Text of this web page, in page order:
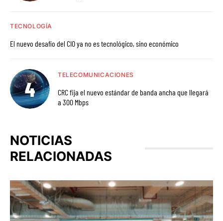
TECNOLOGÍA
El nuevo desafío del CIO ya no es tecnológico, sino económico
TELECOMUNICACIONES
CRC fija el nuevo estándar de banda ancha que llegará
a 300 Mbps
NOTICIAS
RELACIONADAS